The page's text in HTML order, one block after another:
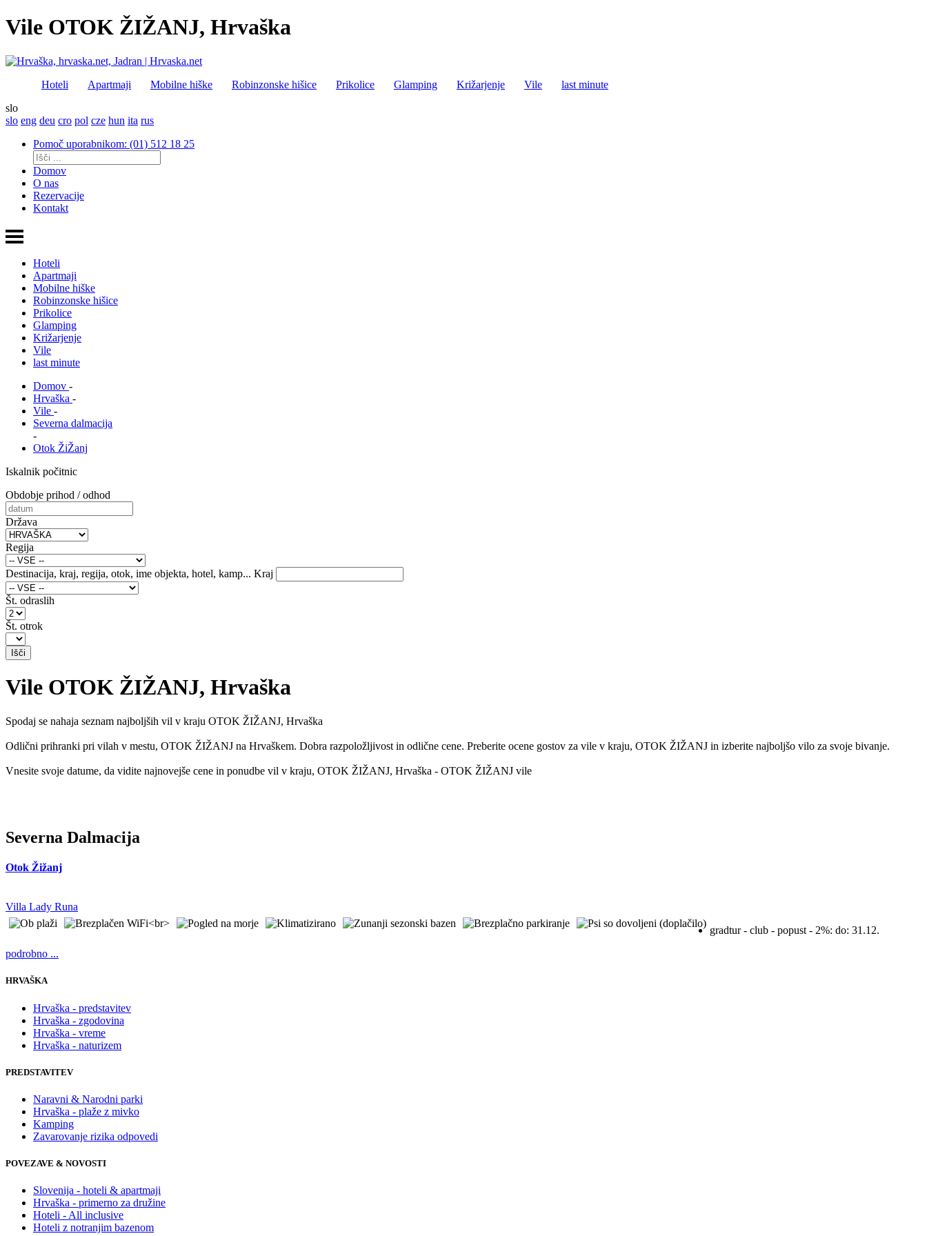
Vile OTOK ŽIŽANJ, Hrvaška
Hoteli Apartmaji Mobilne hiške Robinzonske hišice Prikolice Glamping Križarjenje Vile
last minute
slo
slo eng deu cro pol cze hun ita rus
Pomoč uporabnikom: (01) 512 18 25
Domov
O nas
Rezervacije
Kontakt
Hoteli
Apartmaji
Mobilne hiške
Robinzonske hišice
Prikolice
Glamping
Križarjenje
Vile
last minute
Domov -
Hrvaška -
Vile -
Severna dalmacija
-
Otok ŽiŽanj
Iskalnik počitnic
Obdobje prihod / odhod
Država
Regija
Destinacija, kraj, regija, otok, ime objekta, hotel, kamp... Kraj
Št. odraslih
Št. otrok
Vile OTOK ŽIŽANJ, Hrvaška
Spodaj se nahaja seznam najboljših vil v kraju OTOK ŽIŽANJ, Hrvaška
Odlični prihranki pri vilah v mestu, OTOK ŽIŽANJ na Hrvaškem. Dobra razpoložljivost in odlične cene. Preberite ocene gostov za vile v kraju, OTOK ŽIŽANJ in izberite najboljšo vilo za svoje bivanje.
Vnesite svoje datume, da vidite najnovejše cene in ponudbe vil v kraju, OTOK ŽIŽANJ, Hrvaška - OTOK ŽIŽANJ vile
Severna Dalmacija
Otok Žižanj
Villa Lady Runa
gradtur - club - popust - 2%: do: 31.12.
podrobno ...
HRVAŠKA
Hrvaška - predstavitev
Hrvaška - zgodovina
Hrvaška - vreme
Hrvaška - naturizem
PREDSTAVITEV
Naravni & Narodni parki
Hrvaška - plaže z mivko
Kamping
Zavarovanje rizika odpovedi
POVEZAVE & NOVOSTI
Slovenija - hoteli & apartmaji
Hrvaška - primerno za družine
Hoteli - All inclusive
Hoteli z notranjim bazenom